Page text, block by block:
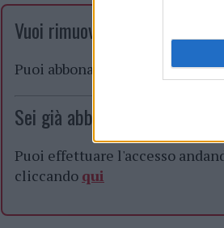
Vuoi rimuovere le pubblicità
Puoi abbonarti a soli € 1,10 al
Sei già abbonato?
Puoi effettuare l'accesso
cliccando qui